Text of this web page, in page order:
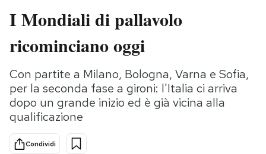
Italia
Politica
Tecnologia
Internet
Scienza
Cultura
Economia
Moda
Storie/Idee
Ok Boomer!
Media
I Mondiali di pallavolo
ricominciano oggi
Con partite a Milano, Bologna, Varna e Sofia,
per la seconda fase a gironi: l'Italia ci arriva
dopo un grande inizio ed è già vicina alla
qualificazione
Condividi